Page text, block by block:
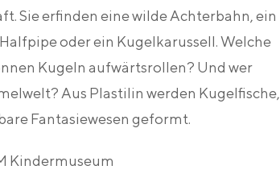
Sie erfinden eine wilde Achterbahn, ein
oder ein Kugelkarussell. Welche
Kugeln aufwärtsrollen? Und wer
Aus Plastilin werden Kugelfische,
Fantasiewesen geformt.
Kindermuseum